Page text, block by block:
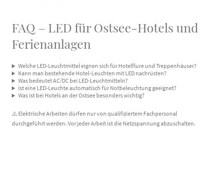
FAQ – LED für Ostsee-Hotels und
Ferienanlagen
Welche LED-Leuchtmittel eignen sich für Hotelflure und Treppenhäuser?
Kann man bestehende Hotel-Leuchten mit LED nachrüsten?
Was bedeutet AC/DC bei LED-Leuchtmitteln?
Ist eine LED-Leuchte automatisch für Notbeleuchtung geeignet?
Was ist bei Hotels an der Ostsee besonders wichtig?
⚠️ Elektrische Arbeiten dürfen nur von qualifiziertem Fachpersonal
durchgeführt werden. Vor jeder Arbeit ist die Netzspannung abzuschalten.